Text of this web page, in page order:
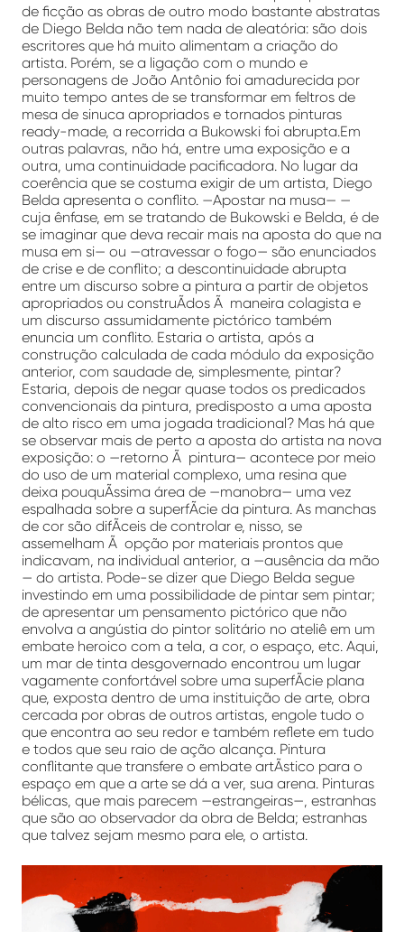
de ficção as obras de outro modo bastante abstratas
de Diego Belda não tem nada de aleatória: são dois
escritores que há muito alimentam a criação do
artista. Porém, se a ligação com o mundo e
personagens de João Antônio foi amadurecida por
muito tempo antes de se transformar em feltros de
mesa de sinuca apropriados e tornados pinturas
ready-made, a recorrida a Bukowski foi abrupta.Em
outras palavras, não há, entre uma exposição e a
outra, uma continuidade pacificadora. No lugar da
coerência que se costuma exigir de um artista, Diego
Belda apresenta o conflito. —Apostar na musa— —
cuja ênfase, em se tratando de Bukowski e Belda, é de
se imaginar que deva recair mais na aposta do que na
musa em si— ou —atravessar o fogo— são enunciados
de crise e de conflito; a descontinuidade abrupta
entre um discurso sobre a pintura a partir de objetos
apropriados ou construÃ­dos Ã maneira colagista e
um discurso assumidamente pictórico também
enuncia um conflito. Estaria o artista, após a
construção calculada de cada módulo da exposição
anterior, com saudade de, simplesmente, pintar?
Estaria, depois de negar quase todos os predicados
convencionais da pintura, predisposto a uma aposta
de alto risco em uma jogada tradicional? Mas há que
se observar mais de perto a aposta do artista na nova
exposição: o —retorno Ã pintura— acontece por meio
do uso de um material complexo, uma resina que
deixa pouquÃ­ssima área de —manobra— uma vez
espalhada sobre a superfÃ­cie da pintura. As manchas
de cor são difÃ­ceis de controlar e, nisso, se
assemelham Ã opção por materiais prontos que
indicavam, na individual anterior, a —ausência da mão
— do artista. Pode-se dizer que Diego Belda segue
investindo em uma possibilidade de pintar sem pintar;
de apresentar um pensamento pictórico que não
envolva a angústia do pintor solitário no ateliê em um
embate heroico com a tela, a cor, o espaço, etc. Aqui,
um mar de tinta desgovernado encontrou um lugar
vagamente confortável sobre uma superfÃ­cie plana
que, exposta dentro de uma instituição de arte, obra
cercada por obras de outros artistas, engole tudo o
que encontra ao seu redor e também reflete em tudo
e todos que seu raio de ação alcança. Pintura
conflitante que transfere o embate artÃ­stico para o
espaço em que a arte se dá a ver, sua arena. Pinturas
bélicas, que mais parecem —estrangeiras—, estranhas
que são ao observador da obra de Belda; estranhas
que talvez sejam mesmo para ele, o artista.